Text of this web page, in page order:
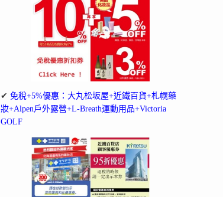
✔ 免稅+5%優惠：大丸松坂屋+近鐵百貨+札幌藥
妝+Alpen戶外露營+L-Breath運動用品+Victoria
GOLF